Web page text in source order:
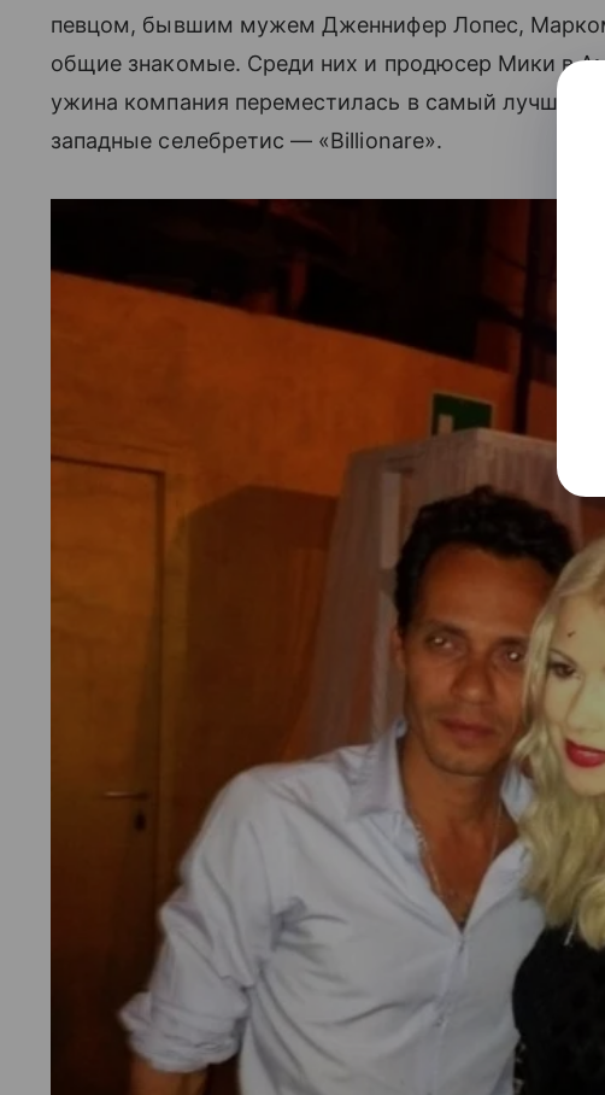
певцом, бывшим мужем Дженнифер Лопес, Марком
общие знакомые. Среди них и продюсер Мики в
ужина компания переместилась в самый лучший
западные селебретис — «Billionare».